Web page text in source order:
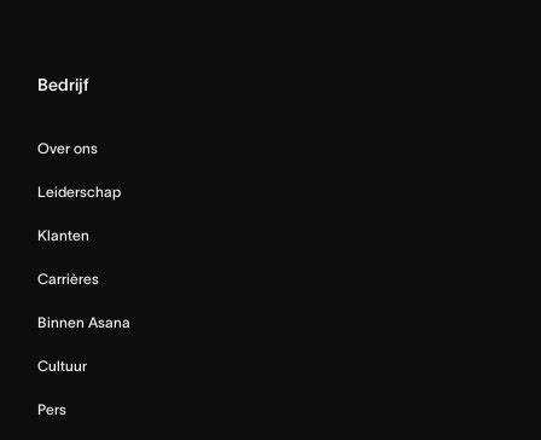
Bedrijf
Over ons
Leiderschap
Klanten
Carrières
Binnen Asana
Cultuur
Pers